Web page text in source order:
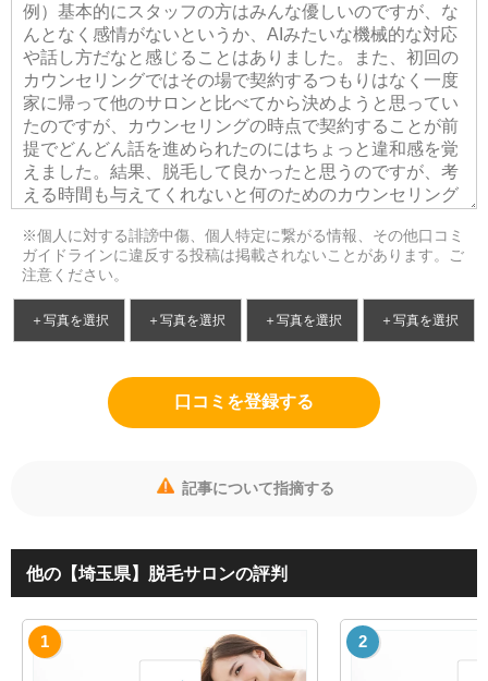
※個人に対する誹謗中傷、個人特定に繋がる情報、その他口コミ
ガイドラインに違反する投稿は掲載されないことがあります。ご
注意ください。
＋写真を選択 ＋写真を選択 ＋写真を選択 ＋写真を選択
口コミを登録する
記事について指摘する
他の【埼玉県】脱毛サロンの評判